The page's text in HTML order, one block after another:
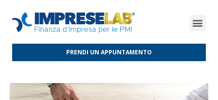
PRENDI UN APPUNTAMENTO